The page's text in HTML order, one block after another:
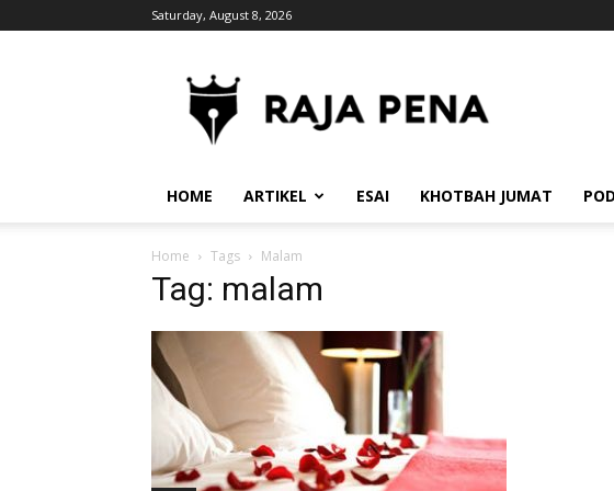
Saturday, August 8, 2026
HOME ARTIKEL ESAI KHOTBAH JUMAT
Home Tags Malam
Tag: malam